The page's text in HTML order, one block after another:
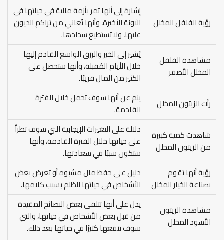
رؤية الفلفل المخلل
إشارة إلى أنها تمر بأزمة مالية في حياتها في
الآونة الأخيرة، وأنها تُعاني من تراكم الديون
عليها، ولا تستطيع سدادها.
مشاهدة الفلفل
المخلل الأصفر
يُشير إلى الخير والرزق الواسع القادم إليها
خلال الأيام المُقبلة، وأنها ستحصل على
الكثير من المال قريبًا.
رأت الزيتون المخلل
ينم عن أنها سوف تحمل خلال الفترة
القادمة.
شاهدت كمية كبيرة
من الزيتون المخلل
دلالة على التغيرات الإيجابية التي سوف تطرأ
على حياتها خلال الفترة القادمة، وأنها
ستكون سببًا في سعادتها.
رؤية أنها تقوم
بصناعة الخيار المخلل
دليل على حفظ مال مشبوه أو تعرض بعض
الأشخاص في حياتها للظلم بسبب كلامها.
مشاهدة الزيتون
الأسود المخلل
يدل على أنها تتلقى بعض النصائح المقيدة
من قبل بعض الأشخاص في حياتها، والتي
سوف تنفعها كثيرًا في حياتها بعد ذلك.